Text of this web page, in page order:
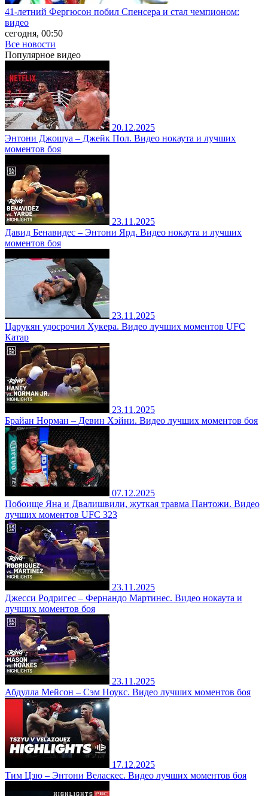
41-летний Фергюсон побил Спенсера и стал чемпионом:
видео
сегодня, 00:50
Все новости
Популярное видео
20.12.2025
Энтони Джошуа – Джейк Пол. Видео нокаута и лучших
моментов боя
23.11.2025
Давид Бенавидес – Энтони Ярд. Видео нокаута и лучших
моментов боя
23.11.2025
Царукян удосрочил Хукера. Видео лучших моментов UFC
Катар
23.11.2025
Брайан Норман – Девин Хэйни. Видео лучших моментов боя
07.12.2025
Побоище Яна и Двалишвили, жуткая травма Пантожи. Видео
лучших моментов UFC 323
23.11.2025
Джесси Родригес – Фернандо Мартинес. Видео нокаута и
лучших моментов боя
23.11.2025
Абдулла Мейсон – Сэм Ноукс. Видео лучших моментов боя
17.12.2025
Тим Цзю – Энтони Веласкес. Видео лучших моментов боя